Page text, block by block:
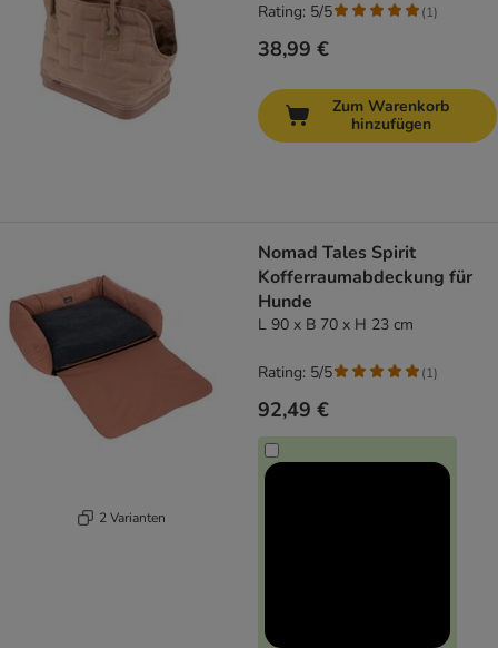
38,99 €
Rating: 5/5 (1)
Zum Warenkorb
hinzufügen
2 Varianten
Nomad Tales Spirit
Kofferraumabdeckung für
Hunde
L 90 x B 70 x H 23 cm
92,49 €
Rating: 5/5 (1)